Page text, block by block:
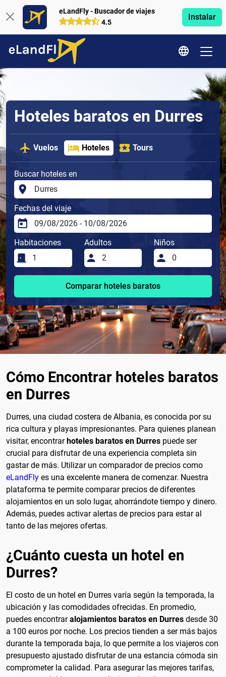
eLandFly - Buscador de viajes
4.5
Instalar
Hoteles baratos en Durres
Vuelos Hoteles Tours
Buscar hoteles en
Fechas del viaje
Habitaciones Adultos Niños
Comparar hoteles baratos
Cómo Encontrar hoteles baratos
en Durres
Durres, una ciudad costera de Albania, es conocida por su
rica cultura y playas impresionantes. Para quienes planean
visitar, encontrar hoteles baratos en Durres puede ser
crucial para disfrutar de una experiencia completa sin
gastar de más. Utilizar un comparador de precios como
eLandFly es una excelente manera de comenzar. Nuestra
plataforma te permite comparar precios de diferentes
alojamientos en un solo lugar, ahorrándote tiempo y dinero.
Además, puedes activar alertas de precios para estar al
tanto de las mejores ofertas.
¿Cuánto cuesta un hotel en
Durres?
El costo de un hotel en Durres varía según la temporada, la
ubicación y las comodidades ofrecidas. En promedio,
puedes encontraralojamientos baratos en Durres desde 30
a 100 euros por noche. Los precios tienden a ser más bajos
durante la temporada baja, lo que permite a los viajeros con
presupuesto ajustado disfrutar de una estancia cómoda sin
comprometer la calidad. Para asegurar las mejores tarifas,